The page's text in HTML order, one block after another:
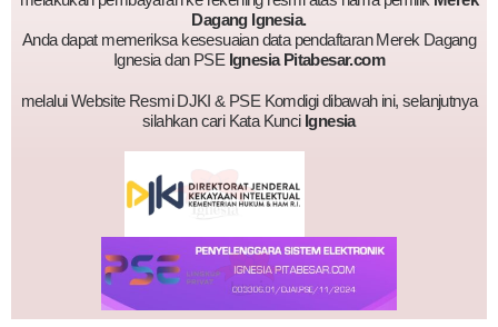
Dagang Ignesia.
Anda dapat memeriksa kesesuaian data pendaftaran Merek Dagang
Ignesia dan PSE Ignesia Pitabesar.com
melalui Website Resmi DJKI & PSE Komdigi dibawah ini, selanjutnya
silahkan cari Kata Kunci Ignesia